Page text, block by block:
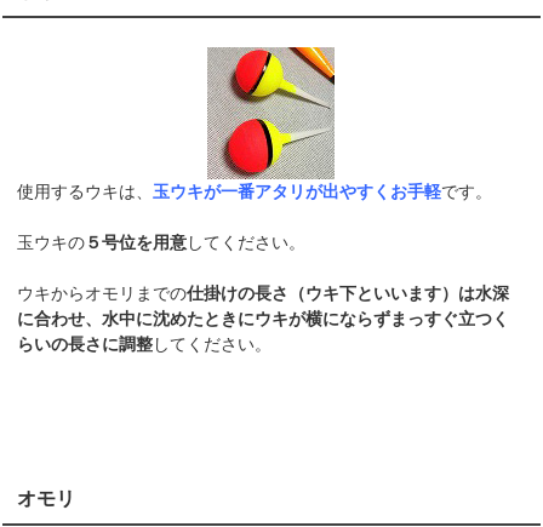
使用するウキは、 玉ウキが一番アタリが出やすくお手軽です。
玉ウキの５号位を用意してください。
ウキからオモリまでの仕掛けの長さ（ウキ下といいます）は水深
に合わせ、水中に沈めたときにウキが横にならずまっすぐ立つく
らいの長さに調整してください。
オモリ